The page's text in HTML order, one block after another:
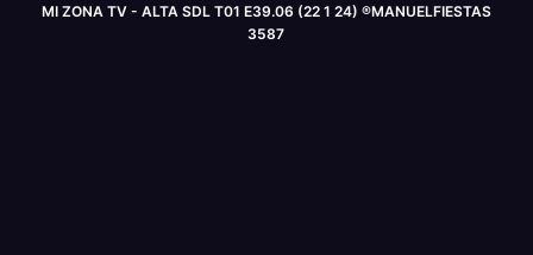
MI ZONA TV - ALTA SDL T01 E39.06 (22 1 24) ®MANUELFIESTAS
3587